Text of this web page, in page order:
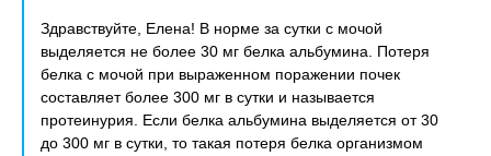
Здравствуйте, Елена! В норме за сутки с мочой
выделяется не более 30 мг белка альбумина. Потеря
белка с мочой при выраженном поражении почек
составляет более 300 мг в сутки и называется
протеинурия. Если белка альбумина выделяется от 30
до 300 мг в сутки, то такая потеря белка организмом